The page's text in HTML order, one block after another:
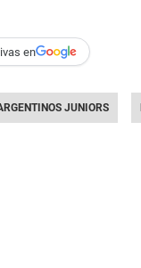
en
JUNIORS